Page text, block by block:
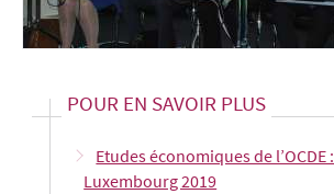
POUR EN SAVOIR PLUS
Etudes économiques de l’OCDE :
Luxembourg 2019